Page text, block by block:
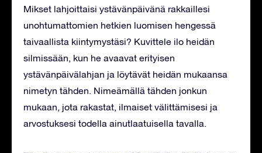
Mikset lahjoittaisi ystävänpäivänä rakkaillesi
unohtumattomien hetkien luomisen hengessä
taivaallista kiintymystäsi? Kuvittele ilo heidän
silmissään, kun he avaavat erityisen
ystävänpäivälahjan ja löytävät heidän mukaansa
nimetyn tähden. Nimeämällä tähden jonkun
mukaan, jota rakastat, ilmaiset välittämisesi ja
arvostuksesi todella ainutlaatuisella tavalla.